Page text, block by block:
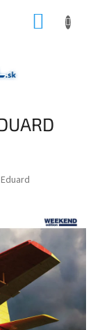
Eduard